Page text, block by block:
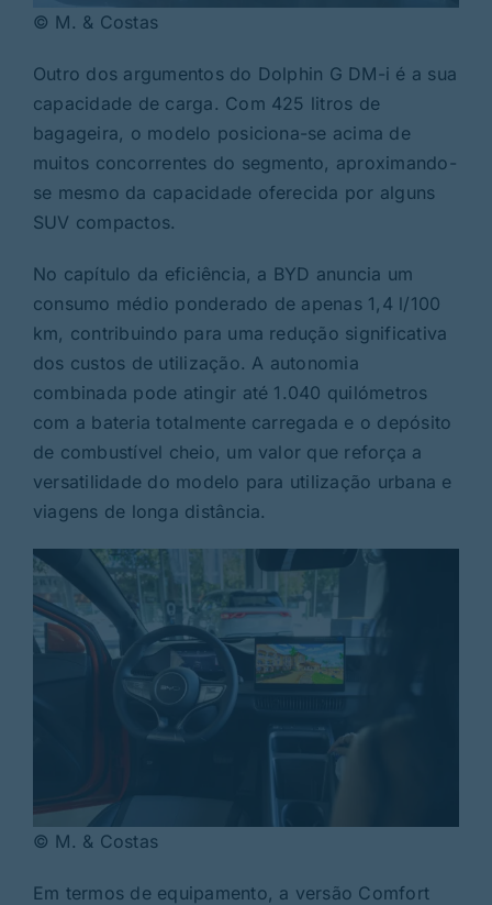
© M. & Costas
Outro dos argumentos do Dolphin G DM-i é a sua
capacidade de carga. Com 425 litros de
bagageira, o modelo posiciona-se acima de
muitos concorrentes do segmento, aproximando-
se mesmo da capacidade oferecida por alguns
SUV compactos.
No capítulo da eficiência, a BYD anuncia um
consumo médio ponderado de apenas 1,4 l/100
km, contribuindo para uma redução significativa
dos custos de utilização. A autonomia
combinada pode atingir até 1.040 quilómetros
com a bateria totalmente carregada e o depósito
de combustível cheio, um valor que reforça a
versatilidade do modelo para utilização urbana e
viagens de longa distância.
© M. & Costas
Em termos de equipamento, a versão Comfort